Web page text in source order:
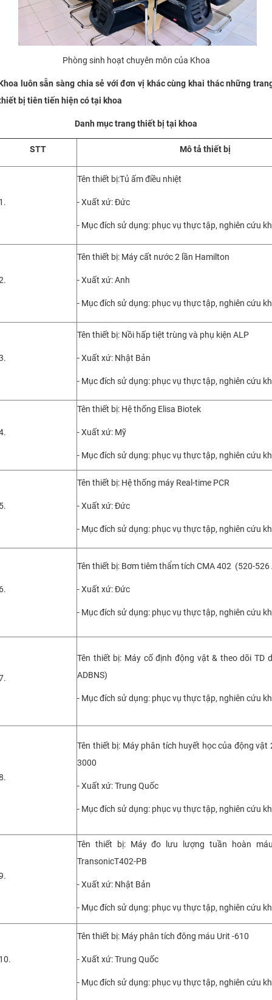
Phòng sinh hoạt chuyên môn của Khoa
luôn sẵn sàng chia sẻ với đơn vị khác cùng khai thác những
bị tiên tiến hiện có tại khoa
Danh mục trang thiết bị tại khoa
STT Mô tả thiết bị
Tên thiết bị:Tủ ấm điều nhiệt
- Xuất xứ: Đức
- Mục đích sử dụng: phục vụ thực tập, nghiên cứu
Tên thiết bị: Máy cất nước 2 lần Hamilton
- Xuất xứ: Anh
- Mục đích sử dụng: phục vụ thực tập, nghiên cứu
Tên thiết bị: Nồi hấp tiệt trùng và phụ kiện ALP
- Xuất xứ: Nhật Bản
- Mục đích sử dụng: phục vụ thực tập, nghiên cứu
Tên thiết bị: Hệ thống Elisa Biotek
- Xuất xứ: Mỹ
- Mục đích sử dụng: phục vụ thực tập, nghiên cứu
Tên thiết bị: Hệ thống máy Real-time PCR
- Xuất xứ: Đức
- Mục đích sử dụng: phục vụ thực tập, nghiên cứu
Tên thiết bị: Bơm tiêm thẩm tích CMA 402 (520-526
- Xuất xứ: Đức
- Mục đích sử dụng: phục vụ thực tập, nghiên cứu
Tên thiết bị: Máy cố định động vật & theo dõi TD
ADBNS)
- Mục đích sử dụng: phục vụ thực tập, nghiên cứu
Tên thiết bị: Máy phân tích huyết học của động vật
3000
- Xuất xứ: Trung Quốc
- Mục đích sử dụng: phục vụ thực tập, nghiên cứu
Tên thiết bị: Máy đo lưu lượng tuần hoàn
TransonicT402-PB
- Xuất xứ: Nhật Bản
- Mục đích sử dụng: phục vụ thực tập, nghiên cứu
Tên thiết bị: Máy phân tích đông máu Urit -610
- Xuất xứ: Trung Quốc
- Mục đích sử dụng: phục vụ thực tập, nghiên cứu